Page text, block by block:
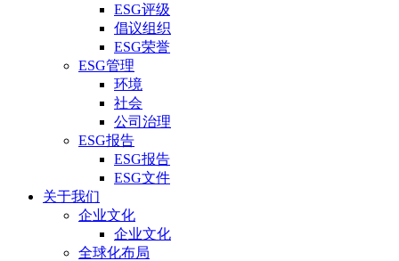
ESG评级
倡议组织
ESG荣誉
ESG管理
环境
社会
公司治理
ESG报告
ESG报告
ESG文件
关于我们
企业文化
企业文化
全球化布局